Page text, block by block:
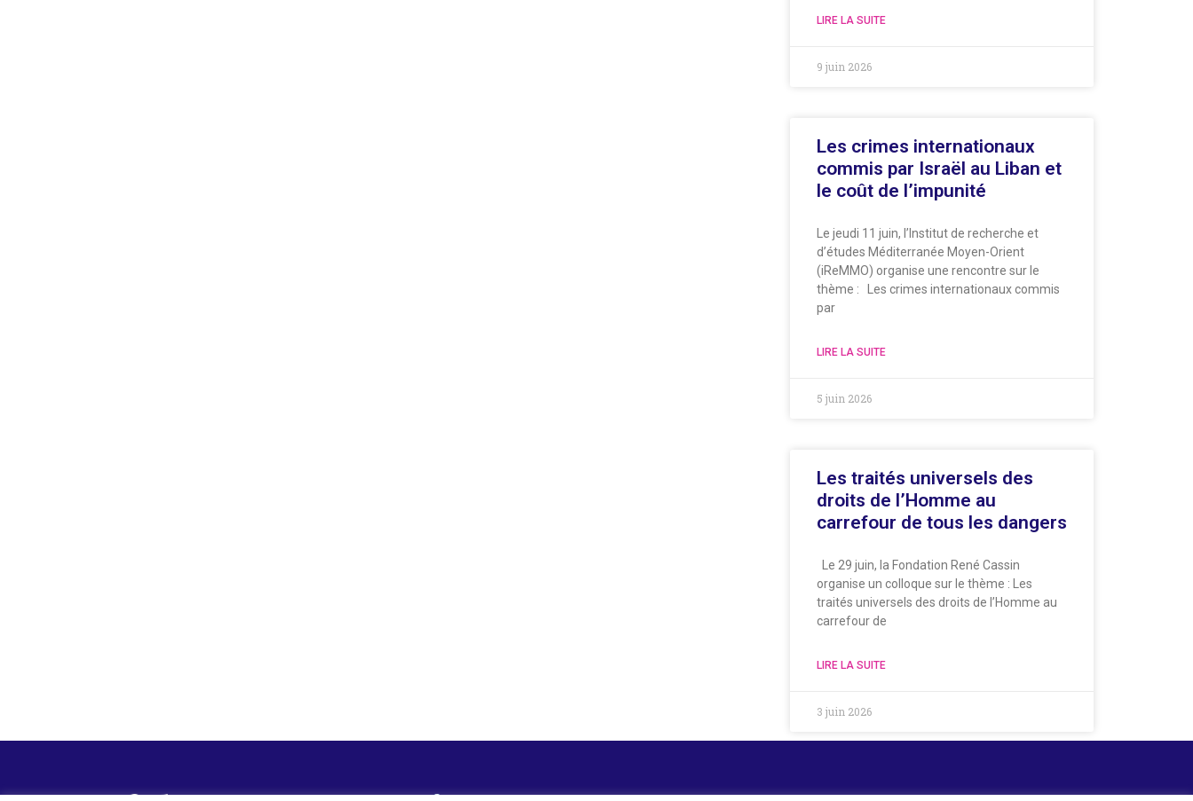
LIRE LA SUITE
9 juin 2026
Les crimes internationaux
commis par Israël au Liban et
le coût de l’impunité
Le jeudi 11 juin, l’Institut de recherche et
d’études Méditerranée Moyen-Orient
(iReMMO) organise une rencontre sur le
thème : Les crimes internationaux commis
par
LIRE LA SUITE
5 juin 2026
Les traités universels des
droits de l’Homme au
carrefour de tous les dangers
Le 29 juin, la Fondation René Cassin
organise un colloque sur le thème : Les
traités universels des droits de l’Homme au
carrefour de
LIRE LA SUITE
3 juin 2026